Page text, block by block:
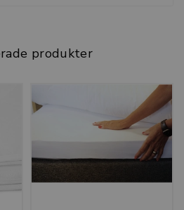
produkter